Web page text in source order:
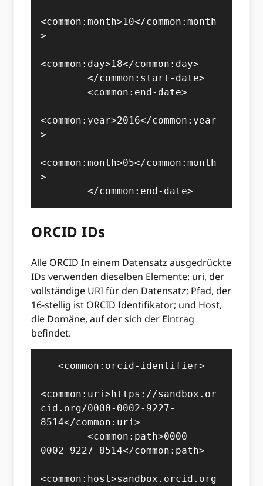
<common:month>10</common:month
>
<common:day>18</common:day>
        </common:start-date>
        <common:end-date>
<common:year>2016</common:year
>
<common:month>05</common:month
>
        </common:end-date>
ORCID IDs
Alle ORCID In einem Datensatz ausgedrückte
IDs verwenden dieselben Elemente: uri, der
vollständige URI für den Datensatz; Pfad, der
16-stellig ist ORCID Identifikator; und Host,
die Domäne, auf der sich der Eintrag
befindet.
   <common:orcid-identifier>
<common:uri>https://sandbox.or
cid.org/0000-0002-9227-
8514</common:uri>
        <common:path>0000-
0002-9227-8514</common:path>
<common:host>sandbox.orcid.org